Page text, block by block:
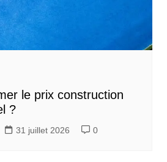
le prix construction
?
31 juillet 2026 0